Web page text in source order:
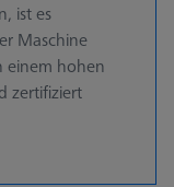
ist es
Maschine
einem hohen
zertifiziert